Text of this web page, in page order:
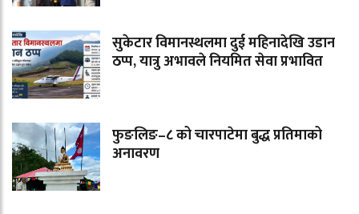
सुकेटार विमानस्थलमा दुई महिनादेखि उडान
ठप्प, यात्रु अभावले नियमित सेवा प्रभावित
फुङलिङ–८ को चारपाटेमा बुद्ध प्रतिमाको
अनावरण